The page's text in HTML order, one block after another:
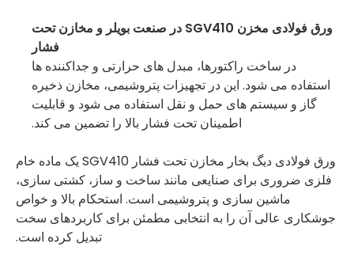
ورق فولادی مخزن SGV410 در صنعت بویلر و مخازن تحت
فشار
در ساخت راکتورها، مبدل های حرارتی و جداکننده ها
استفاده می شود. این در تجهیزات پتروشیمی، مخازن ذخیره
گاز و سیستم های حمل و نقل استفاده می شود و قابلیت
اطمینان تحت فشار بالا را تضمین می کند.
ورق فولادی دیگ بخار مخازن تحت فشار SGV410 یک ماده خام
فلزی ضروری برای صنایعی مانند ساخت و ساز، کشتی سازی،
ماشین سازی و پتروشیمی است. استحکام بالا و خواص
جوشکاری عالی آن را به انتخابی مطمئن برای کاربردهای سخت
تبدیل کرده است.